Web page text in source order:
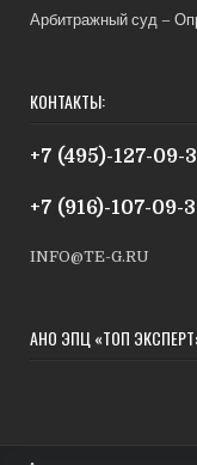
Арбитражный суд –
КОНТАКТЫ:
+7 (495)-127-09-
+7 (916)-107-09-
INFO@TE-G.RU
АНО ЭПЦ «ТОП